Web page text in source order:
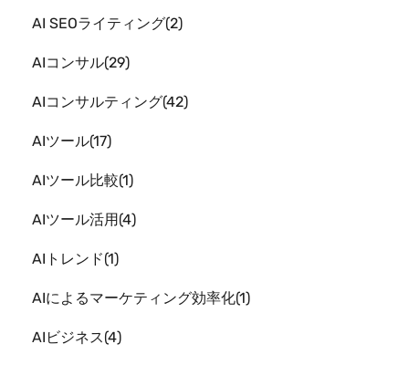
AI SEOライティング 2
AIコンサル 29
AIコンサルティング 42
AIツール 17
AIツール比較 1
AIツール活用 4
AIトレンド 1
AIによるマーケティング効率化 1
AIビジネス 4